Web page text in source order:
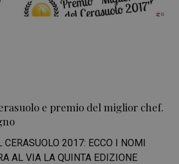
e premio del miglior chef.
CERASUOLO 2017: ECCO I NOMI
AL VIA LA QUINTA EDIZIONE